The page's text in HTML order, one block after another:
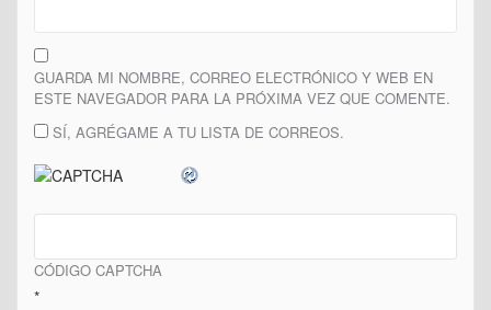
GUARDA MI NOMBRE, CORREO ELECTRÓNICO Y WEB EN
ESTE NAVEGADOR PARA LA PRÓXIMA VEZ QUE COMENTE.
SÍ, AGRÉGAME A TU LISTA DE CORREOS.
CÓDIGO CAPTCHA
*